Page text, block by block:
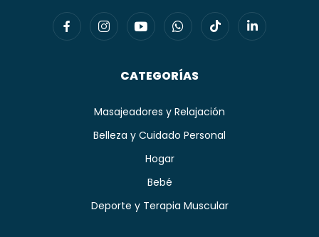
CATEGORÍAS
Masajeadores y Relajación
Belleza y Cuidado Personal
Hogar
Bebé
Deporte y Terapia Muscular